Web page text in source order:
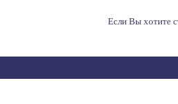
Если Вы хотите